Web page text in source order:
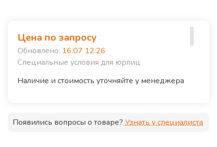
Цена по запросу
Обновлено: 16.07 12:26
Специальные условия для юрлиц
Наличие и стоимость уточняйте у менеджера
Появились вопросы о товаре? Узнать у специалиста